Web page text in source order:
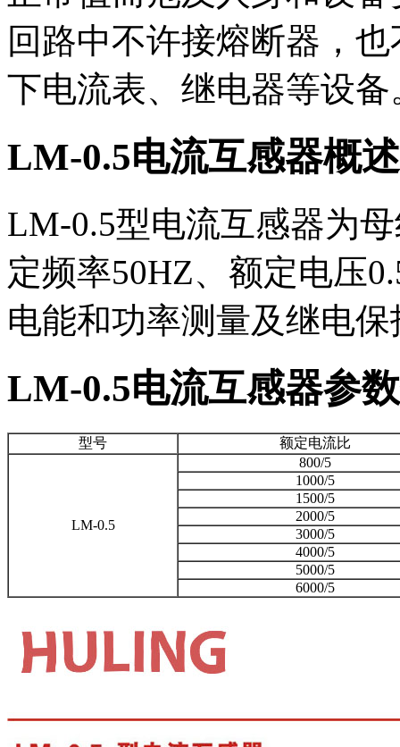
回路中不许接熔断器，
下电流表、继电器等设备
LM-0.5电流互感器概述
LM-0.5型电流互感器为
定频率50HZ、额定电压
电能和功率测量及继电
LM-0.5电流互感器参
型号 额定电流比
LM-0.5
800/5
1000/5
1500/5
2000/5
3000/5
4000/5
5000/5
6000/5